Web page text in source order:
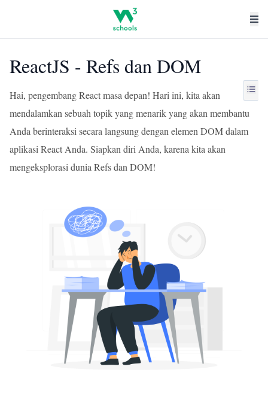
ReactJS - Refs dan DOM
Hai, pengembang React masa depan! Hari ini, kita akan
mendalamkan sebuah topik yang menarik yang akan membantu
Anda berinteraksi secara langsung dengan elemen DOM dalam
aplikasi React Anda. Siapkan diri Anda, karena kita akan
mengeksplorasi dunia Refs dan DOM!